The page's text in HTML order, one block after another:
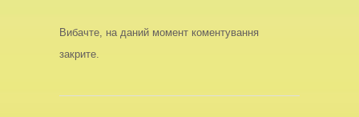
Вибачте, на даний момент коментування
закрите.